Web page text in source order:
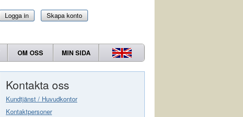
Logga in Skapa konto
OM OSS MIN SIDA
Kontakta oss
Kundtjänst / Huvudkontor
Kontaktpersoner